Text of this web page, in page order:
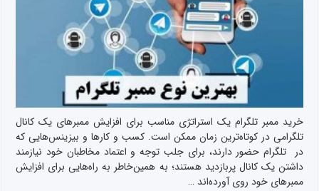
خرید ممبر تلگرام یک استراتژی مناسب برای افزایش ممبرهای یک کانال
تلگرامی در کوتاه‌ترین زمان ممکن است. کسب و کارها و بیزینس‌هایی که
در تلگرام حضور دارند، برای جلب توجه و اعتماد مخاطبان خود نیازمند
داشتن یک کانال پربازدید هستند؛ به همین‌خاطر به راه‌هایی برای افزایش
ممبرهای خود روی آورده‌اند …